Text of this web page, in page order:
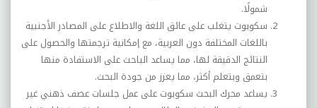
شمولًا.
سكوبوت يتغلب على عائق اللغة والاطلاع على المصادر الأجنبية
باللغات المختلفة دون العربية، مع إمكانية ترجمتها والحصول على
النتائج الدقيقة لها، مما يساعد الباحث على الاستفادة منها
بتعمق وبتعلم أكثر، مما يعزز من جودة البحث.
يساعد محرك البحث سكوبوت على عمل جلسات عصف ذهني غير